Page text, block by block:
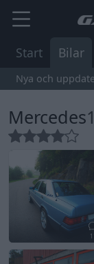
Start Bilar
Nya och
Mercedes